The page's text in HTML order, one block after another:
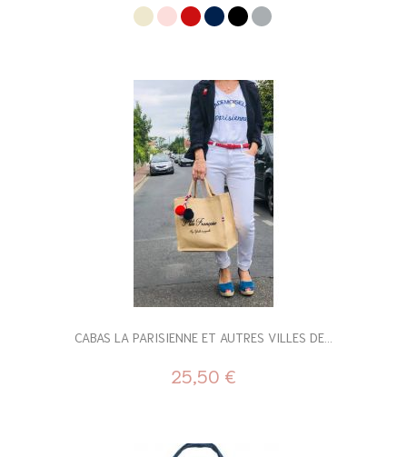
CABAS LA PARISIENNE ET AUTRES VILLES DE...
25,50 €